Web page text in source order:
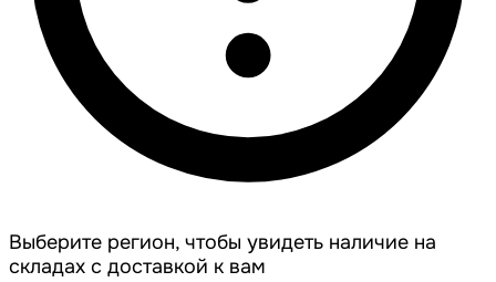
Выберите регион, чтобы увидеть наличие на
складах с доставкой к вам